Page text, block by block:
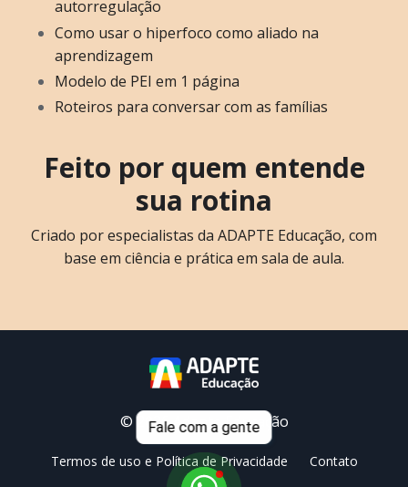
Fale com a gente
autorregulação
Como usar o hiperfoco como aliado na
aprendizagem
Modelo de PEI em 1 página
Roteiros para conversar com as famílias
Feito por quem entende
sua rotina
Criado por especialistas da ADAPTE Educação, com
base em ciência e prática em sala de aula.
© 2026 Adapte Educação
Termos de uso e Política de Privacidade Contato